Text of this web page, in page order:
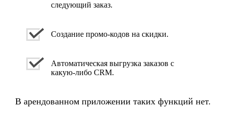
следующий заказ.
Создание промо-кодов на скидки.
Автоматическая выгрузка заказов с
какую-либо CRM.
В арендованном приложении таких функций нет.